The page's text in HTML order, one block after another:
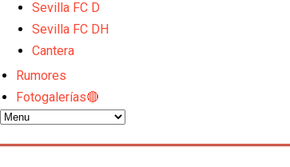
Sevilla FC D
Sevilla FC DH
Cantera
Rumores
Fotogalerías🔴